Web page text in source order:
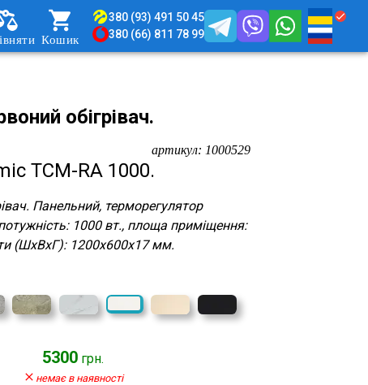
Кошик
380 (93) 491 50 45
380 (66) 811 78 99
обігрівач.
артикул: 1000529
TCM-RA 1000.
Панельний, терморегулятор
1000 вт., площа приміщення:
(ШхВхГ): 1200x600x17 мм.
5300 грн.
немає в наявності